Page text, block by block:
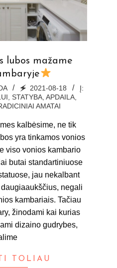
lubos mažame
🗲 2021-08-18
Į:
STATYBA, APDAILA,
AMATAI
kalbėsime, ne tik
yra tinkamos vonios
viso vonios kambario
butai standartiniuose
jau nekalbant
negali
kambariais. Tačiau
žinodami kai kurias
dizaino gudrybes,
TOLIAU